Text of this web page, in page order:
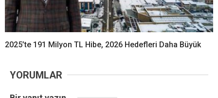
2025’te 191 Milyon TL Hibe, 2026 Hedefleri Daha Büyük
YORUMLAR